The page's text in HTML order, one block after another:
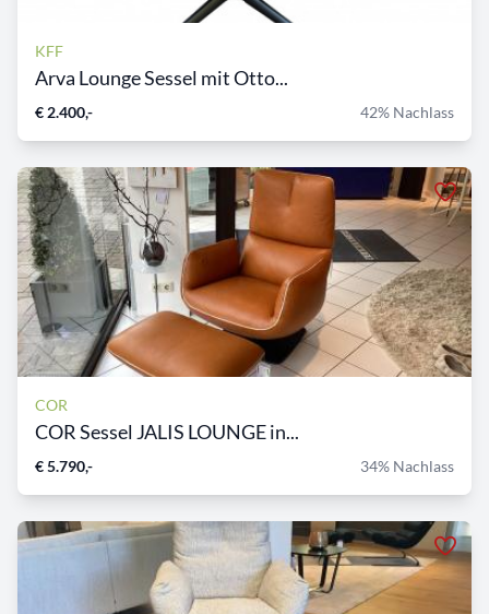
KFF
Arva Lounge Sessel mit Otto...
€ 2.400,- 42% Nachlass
COR
COR Sessel JALIS LOUNGE in...
€ 5.790,- 34% Nachlass